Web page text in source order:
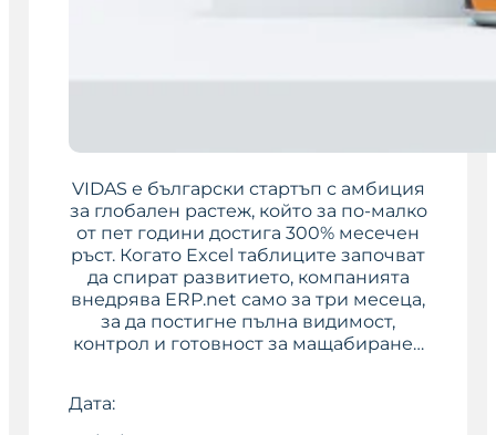
VIDAS е български стартъп с амбиция
за глобален растеж, който за по-малко
от пет години достига 300% месечен
ръст. Когато Excel таблиците започват
да спират развитието, компанията
внедрява ERP.net само за три месеца,
за да постигне пълна видимост,
контрол и готовност за мащабиране…
Дата: